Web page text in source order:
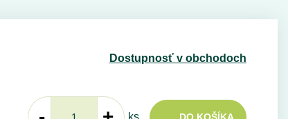
Dostupnosť v obchodoch
ks